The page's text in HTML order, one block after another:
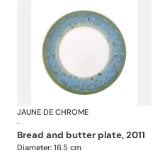
NymphéaJAUNE DE CHROME
·
bread and butter plate, 2011
Diameter: 16.5 cm